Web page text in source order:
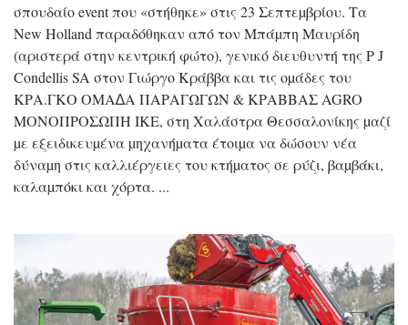
σπουδαίο event που «στήθηκε» στις 23 Σεπτεµβρίου. Τα
New Holland παραδόθηκαν από τον Μπάµπη Μαυρίδη
(αριστερά στην κεντρική φώτο), γενικό διευθυντή της P J
Condellis SA στον Γιώργο Κράββα και τις οµάδες του
ΚΡΑ.ΓΚΟ ΟΜΑ∆Α ΠΑΡΑΓΩΓΩΝ & ΚΡΑΒΒΑΣ AGRO
ΜΟΝΟΠΡΟΣΩΠΗ ΙΚΕ, στη Χαλάστρα Θεσσαλονίκης µαζί
µε εξειδικευµένα µηχανήµατα έτοιµα να δώσουν νέα
δύναµη στις καλλιέργειες του κτήµατος σε ρύζι, βαµβάκι,
καλαµπόκι και χόρτα.